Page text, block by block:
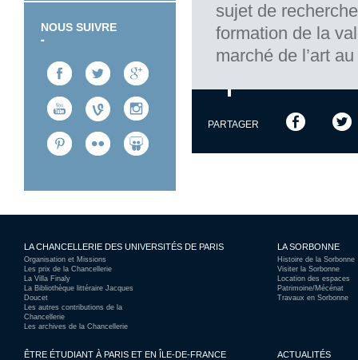
NOUS SUIVRE
sujet de
formation de la
marché de l’art
PARTAGER
LA CHANCELLERIE DES UNIVERSITÉS DE PARIS
Organisation et Missions
Les prix de la Chancellerie
La Villa Finaly
La Bibliothèque littéraire Jacques
Doucet
Les autres contributions de la
Chancellerie
Les archives de la Chancellerie
LA SORBONNE
Histoire de la Sorbonne
Visiter la Sorbonne
Location des espaces
Patrimoine/Mécénat
Travaux en Sorbonne
ÊTRE ÉTUDIANT À PARIS ET EN ÎLE-DE-FRANCE ACTUALITÉS